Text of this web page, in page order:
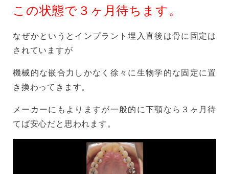
この状態で３ヶ月待ちます。
なぜかというとインプラント埋入直後は骨に固定は
されていますが
機械的な嵌合力しかなく徐々に生物学的な固定に置
き換わってきます。
メーカーにもよりますが一般的に下顎なら３ヶ月待
てば安心だと思われます。